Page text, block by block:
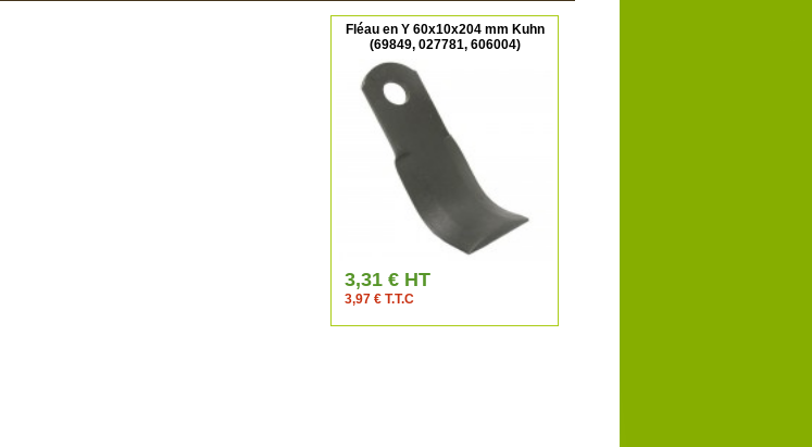
Fléau en Y 60x10x204 mm Kuhn
(69849, 027781, 606004)
3,31 € HT
3,97 € T.T.C